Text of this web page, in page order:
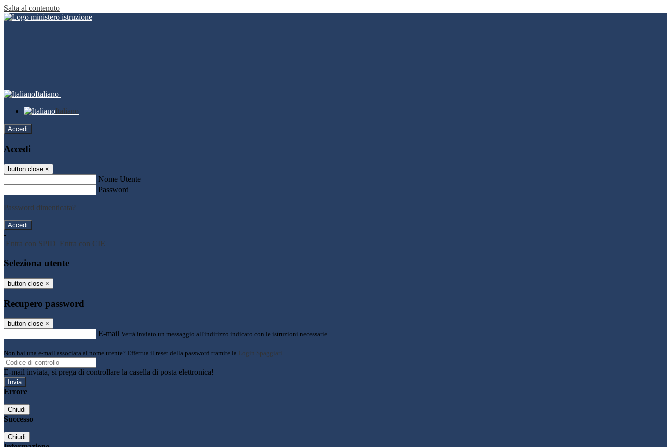
Salta al contenuto
Italiano
Italiano
Accedi
Accedi
button close ×
Nome Utente
Password
Password dimenticata?
-
Entra con SPID Entra con CIE
Seleziona utente
button close ×
Recupero password
button close ×
E-mail Verrà inviato un messaggio all'indirizzo indicato con le istruzioni necessarie.
Non hai una e-mail associata al nome utente? Effettua il reset della password tramite la Login Spaggiari
E-mail inviata, si prega di controllare la casella di posta elettronica!
Errore
Chiudi
Successo
Chiudi